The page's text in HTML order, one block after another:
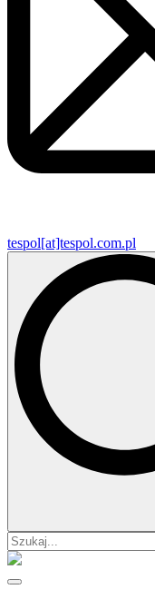
tespol[at]tespol.com.pl